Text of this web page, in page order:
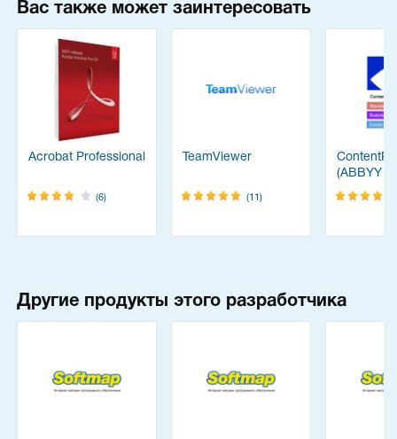
Вас также может заинтересовать
Acrobat Professional
(6)
TeamViewer
(11)
(ABBYY
Другие продукты этого разработчика